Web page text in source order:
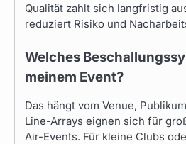
Qualität zahlt sich langfristig
reduziert Risiko und
Welches
meinem Event?
Das hängt vom Venue,
Line-Arrays eignen sich für
Air-Events. Für kleine Clubs